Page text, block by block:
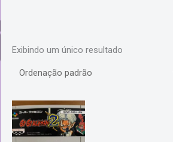
Exibindo um único resultado